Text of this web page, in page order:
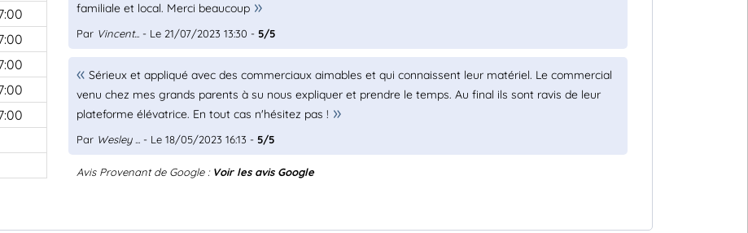
familiale et local. Merci beaucoup
Par Vincent... - Le 21/07/2023 13:30 -5/5
Sérieux et appliqué avec des commerciaux aimables et qui connaissent leur matériel. Le commercial
venu chez mes grands parents à su nous expliquer et prendre le temps. Au final ils sont ravis de leur
plateforme élévatrice. En tout cas n'hésitez pas !
Par Wesley ... - Le 18/05/2023 16:13 -5/5
Avis Provenant de Google : Voir les avis Google